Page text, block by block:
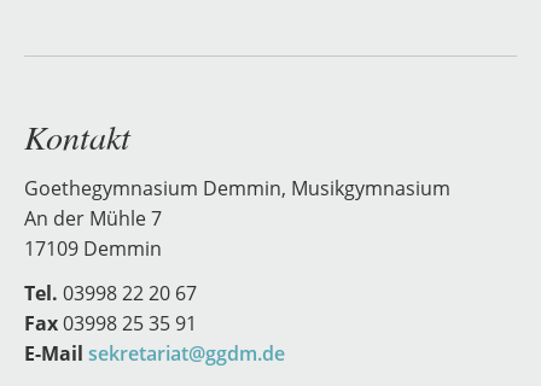
Kontakt
Goethegymnasium Demmin, Musikgymnasium
An der Mühle 7
17109 Demmin
Tel. 03998 22 20 67
Fax03998 25 35 91
E-Mail sekretariat@ggdm.de